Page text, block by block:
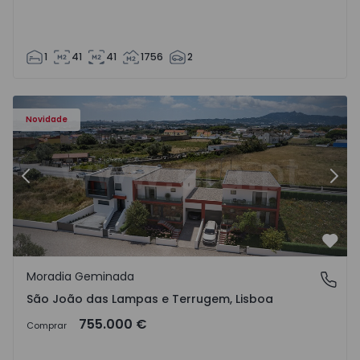
1 41 41 1756 2
Novidade
e Terrugem - 1526190 - 7
Moradia Geminada T4 com Nova Sintra, São João das
Anterior
São João das Lampas e Terrugem, Lisboa
Moradia Geminada
São João das Lampas e Terrugem, Lisboa
Comprar 755.000 €